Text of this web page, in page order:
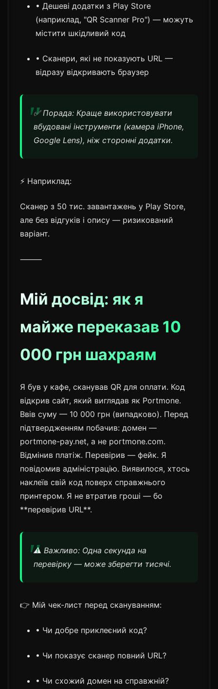
• Дешеві додатки з Play Store
(наприклад, "QR Scanner Pro") — можуть
містити шкідливий код
• Сканери, які не показують URL —
відразу відкривають браузер
✅ Порада: Краще використовувати
вбудовані інструменти (камера iPhone,
Google Lens), ніж сторонні додатки.
⚡ Наприклад:
Сканер з 50 тис. завантажень у Play Store,
але без відгуків і опису — ризикований
варіант.
⸻
Мій досвід: як я
майже переказав 10
000 грн шахраям
Я був у кафе, сканував QR для оплати. Код
відкрив сайт, який виглядав як Portmone.
Ввів суму — 10 000 грн (випадково). Перед
підтвердженням побачив: домен —
portmone-pay.net, а не portmone.com.
Відмінив платіж. Перевірив — фейк. Я
повідомив адміністрацію. Виявилося, хтось
наклеїв свій код поверх справжнього
принтером. Я не втратив гроші — бо
**перевірив URL**.
⚠️ Важливо: Одна секунда на
перевірку — може зберегти тисячі.
👉 Мій чек-лист перед скануванням:
• Чи добре приклеєний код?
• Чи показує сканер повний URL?
• Чи схожий домен на справжній?